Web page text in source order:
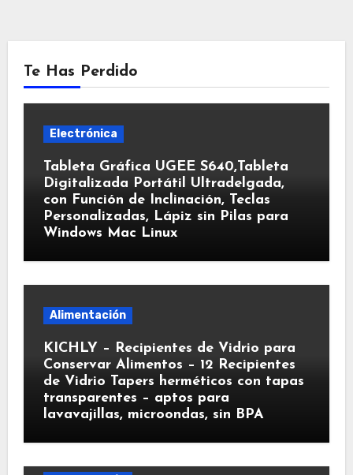
Te Has Perdido
Electrónica
Tableta Gráfica UGEE S640,Tableta
Digitalizada Portátil Ultradelgada,
con Función de Inclinación, Teclas
Personalizadas, Lápiz sin Pilas para
Windows Mac Linux
Alimentación
KICHLY – Recipientes de Vidrio para
Conservar Alimentos – 12 Recipientes
de Vidrio Tapers herméticos con tapas
transparentes – aptos para
lavavajillas, microondas, sin BPA